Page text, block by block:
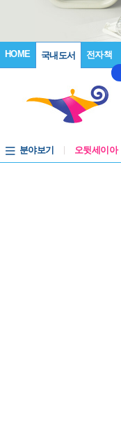
HOME 국내도서 전자책
분야보기 오뒷세이아